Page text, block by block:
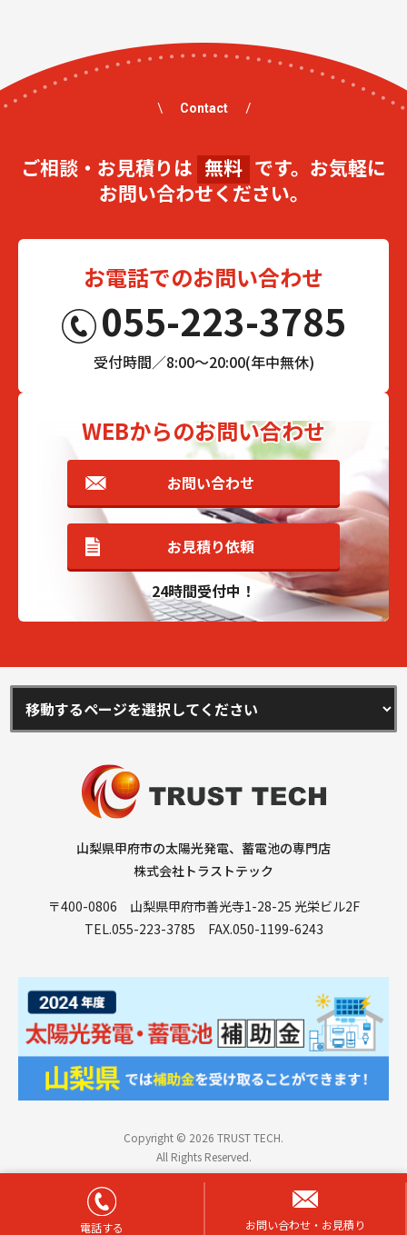
Contact
ご相談・お見積りは 無料 です。お気軽に
お問い合わせください。
お電話でのお問い合わせ
055-223-3785
受付時間／8:00～20:00(年中無休)
WEBからのお問い合わせ
お問い合わせ
お見積り依頼
24時間受付中！
山梨県甲府市の太陽光発電、蓄電池の専門店
株式会社トラストテック
〒400-0806 山梨県甲府市善光寺1-28-25 光栄ビル2F
TEL.055-223-3785 FAX.050-1199-6243
Copyright © 2026 TRUST TECH.
All Rights Reserved.
電話する お問い合わせ・お見積り